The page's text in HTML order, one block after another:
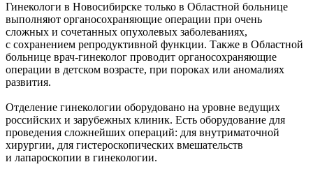
Гинекологи в Новосибирске только в Областной больнице
выполняют органосохраняющие операции при очень
сложных и сочетанных опухолевых заболеваниях,
с сохранением репродуктивной функции. Также в Областной
больнице врач-гинеколог проводит органосохраняющие
операции в детском возрасте, при пороках или аномалиях
развития.
Отделение гинекологии оборудовано на уровне ведущих
российских и зарубежных клиник. Есть оборудование для
проведения сложнейших операций: для внутриматочной
хирургии, для гистероскопических вмешательств
и лапароскопии в гинекологии.